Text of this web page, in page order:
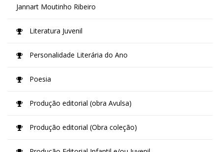
Jannart Moutinho Ribeiro
Literatura Juvenil
Personalidade Literária do Ano
Poesia
Produção editorial (obra Avulsa)
Produção editorial (Obra coleção)